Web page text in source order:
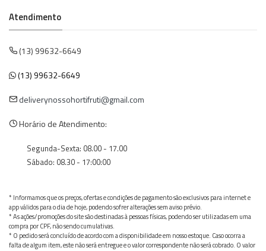
Atendimento
(13) 99632-6649
(13) 99632-6649
deliverynossohortifruti@gmail.com
Horário de Atendimento:
Segunda-Sexta: 08.00 - 17.00
Sábado: 08.30 - 17:00:00
* Informamos que os preços, ofertas e condições de pagamento são exclusivos para internet e
app válidos para o dia de hoje, podendo sofrer alterações sem aviso prévio.
* As ações/promoções do site são destinadas à pessoas físicas, podendo ser utilizadas em uma
compra por CPF, não sendo cumulativas.
* O pedido será concluído de acordo com a disponibilidade em nosso estoque. Caso ocorra a
falta de algum item, este não será entregue e o valor correspondente não será cobrado. O valor